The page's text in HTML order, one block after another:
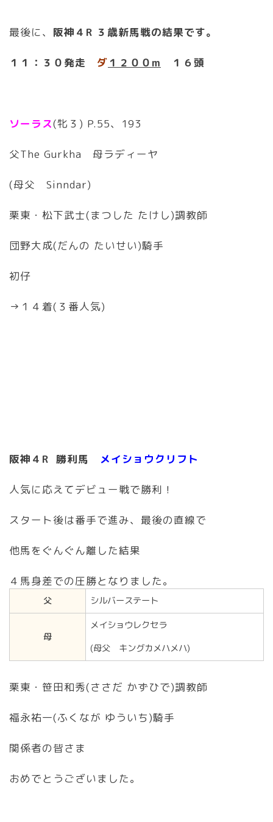
最後に、 阪神４R ３歳新馬戦の結果です。
１１：３０発走 ダ １２００m １６頭
ソーラス(牝３) P.55、193
父The Gurkha 母ラディーヤ
(母父 Sinndar)
栗東・松下武士(まつした たけし)調教師
団野大成(だんの たいせい)騎手
初仔
→１４着(３番人気)
阪神４R 勝利馬 メイショウクリフト
人気に応えてデビュー戦で勝利！
スタート後は番手で進み、最後の直線で
他馬をぐんぐん離した結果
４馬身差での圧勝となりました。
父 シルバーステート
母
メイショウレクセラ
(母父 キングカメハメハ)
栗東・笹田和秀(ささだ かずひで)調教師
福永祐一(ふくなが ゆういち)騎手
関係者の皆さま
おめでとうございました。